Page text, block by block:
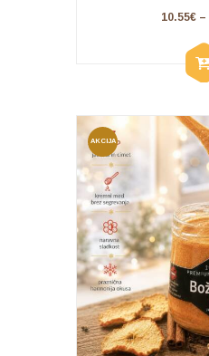
10.55€ –
AKCIJA
!